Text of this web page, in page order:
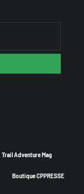
Trail Adventure Mag
Boutique CPPRESSE